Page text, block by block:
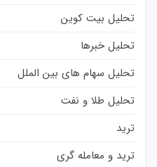
تحلیل بیت کوین
تحلیل خبرها
تحلیل سهام های بین الملل
تحلیل طلا و نفت
ترید
ترید و معامله گری